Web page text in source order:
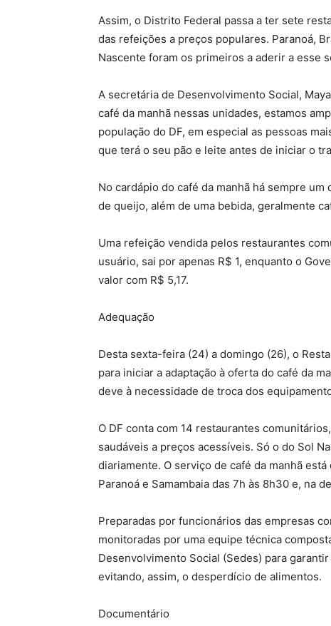
Assim, o Distrito Federal passa a ter sete
das refeições a preços populares. Paranoá,
Nascente foram os primeiros a aderir a esse
A secretária de Desenvolvimento Social,
café da manhã nessas unidades, estamos
população do DF, em especial as pessoas
que terá o seu pão e leite antes de iniciar o
No cardápio do café da manhã há sempre
de queijo, além de uma bebida, geralmente
Uma refeição vendida pelos restaurantes
usuário, sai por apenas R$ 1, enquanto o
valor com R$ 5,17.
Adequação
Desta sexta-feira (24) a domingo (26), o
para iniciar a adaptação à oferta do café da
deve à necessidade de troca dos
O DF conta com 14 restaurantes
saudáveis a preços acessíveis. Só o do Sol
diariamente. O serviço de café da manhã
Paranoá e Samambaia das 7h às 8h30 e, na
Preparadas por funcionários das empresas
monitoradas por uma equipe técnica
Desenvolvimento Social (Sedes) para
evitando, assim, o desperdício de alimentos.
Documentário